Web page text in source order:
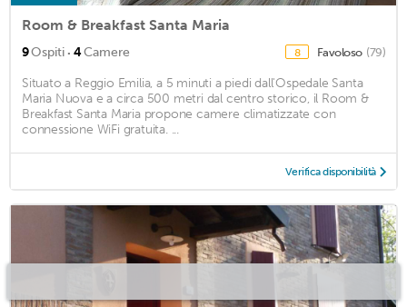
Room & Breakfast Santa Maria
9Ospiti · 4Camere 8 Favoloso (79)
Situato a Reggio Emilia, a 5 minuti a piedi dall'Ospedale Santa
Maria Nuova e a circa 500 metri dal centro storico, il Room &
Breakfast Santa Maria propone camere climatizzate con
connessione WiFi gratuita. ...
Verifica disponibilità